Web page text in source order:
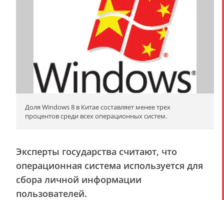
Доля Windows 8 в Китае составляет менее трех
процентов среди всех операционных систем.
Эксперты государства считают, что
операционная система используется для
сбора личной информации
пользователей.